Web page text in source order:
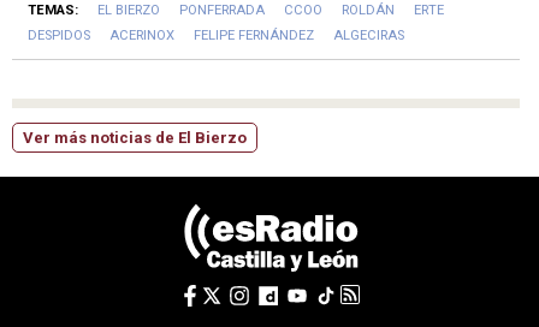
TEMAS: EL BIERZO PONFERRADA CCOO ROLDÁN
ERTE
DESPIDOS
ACERINOX FELIPE FERNÁNDEZ ALGECIRAS
Ver más noticias de El Bierzo